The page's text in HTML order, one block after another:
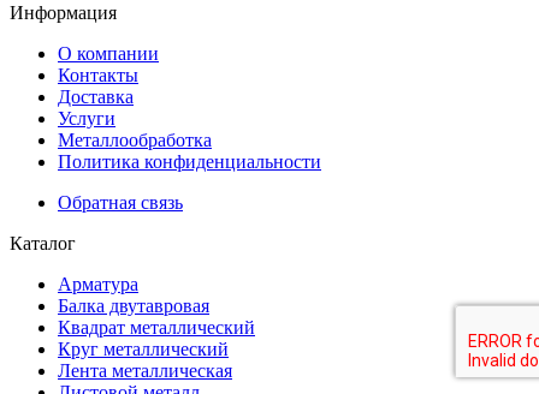
Информация
О компании
Контакты
Доставка
Услуги
Металлообработка
Политика конфиденциальности
Обратная связь
Каталог
Арматура
Балка двутавровая
Квадрат металлический
Круг металлический
Лента металлическая